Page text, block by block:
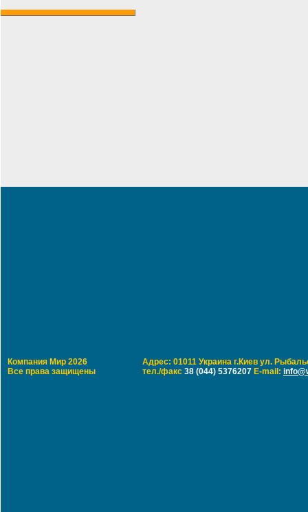
Компания Мир 2026
Все права защищены
Адрес: 01011 Украина г.Киев ул.
тел./факс 38 (044) 5376207 E-mail: